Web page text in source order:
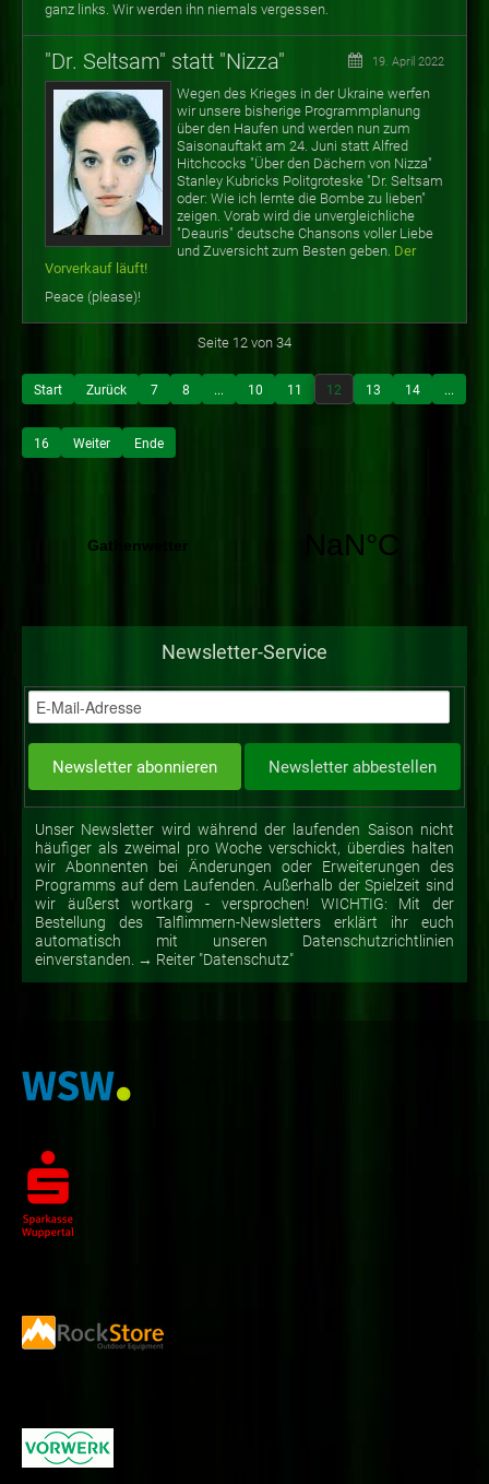
ganz links. Wir werden ihn niemals vergessen.
"Dr. Seltsam" statt "Nizza" 19. April 2022
Wegen des Krieges in der Ukraine werfen
wir unsere bisherige Programmplanung
über den Haufen und werden nun zum
Saisonauftakt am 24. Juni statt Alfred
Hitchcocks "Über den Dächern von Nizza"
Stanley Kubricks Politgroteske "Dr. Seltsam
oder: Wie ich lernte die Bombe zu lieben"
zeigen. Vorab wird die unvergleichliche
"Deauris" deutsche Chansons voller Liebe
und Zuversicht zum Besten geben. Der
Vorverkauf läuft!
Peace (please)!
Seite 12 von 34
Start Zurück 7 8 ... 10 11 12 13 14 ...
16 Weiter Ende
Newsletter-Service
Unser Newsletter wird während der laufenden Saison nicht
häufiger als zweimal pro Woche verschickt, überdies halten
wir Abonnenten bei Änderungen oder Erweiterungen des
Programms auf dem Laufenden. Außerhalb der Spielzeit sind
wir äußerst wortkarg - versprochen! WICHTIG: Mit der
Bestellung des Talflimmern-Newsletters erklärt ihr euch
automatisch mit unseren Datenschutzrichtlinien
einverstanden. → Reiter "Datenschutz"